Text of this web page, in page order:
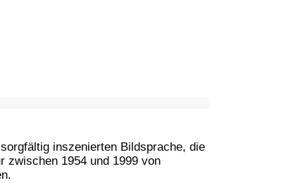
inszenierten Bildsprache, die
zwischen 1954 und 1999 von